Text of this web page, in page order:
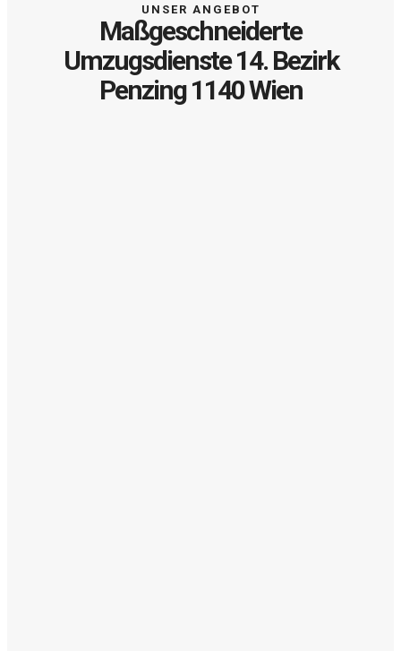
UNSER ANGEBOT
Maßgeschneiderte
Umzugsdienste 14. Bezirk
Penzing 1140 Wien